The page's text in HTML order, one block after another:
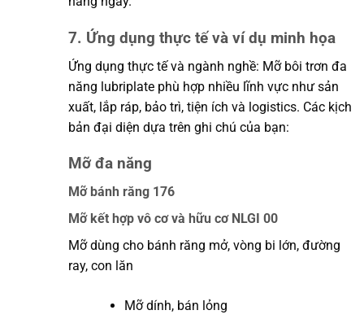
7. Ứng dụng thực tế và ví dụ minh họa
Ứng dụng thực tế và ngành nghề: Mỡ bôi trơn đa
năng lubriplate phù hợp nhiều lĩnh vực như sản
xuất, lắp ráp, bảo trì, tiện ích và logistics. Các kịch
bản đại diện dựa trên ghi chú của bạn:
Mỡ đa năng
Mỡ bánh răng 176
Mỡ kết hợp vô cơ và hữu cơ NLGI 00
Mỡ dùng cho bánh răng mở, vòng bi lớn, đường
ray, con lăn
Mỡ dính, bán lỏng